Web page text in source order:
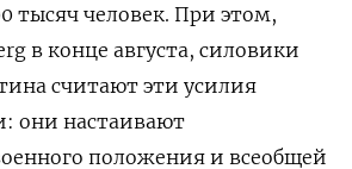
тысяч человек. При этом,
в конце августа, силовики
считают эти усилия
они настаивают
положения и всеобщей